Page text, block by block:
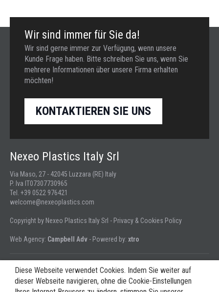
Wir sind immer für Sie da!
Wir sind gerne immer zur Verfügung, wenn unsere
Kunde Frage haben. Bitte schreiben Sie uns, wenn Sie
mehrere Informationen über unsere Firma erhalten
möchten!
KONTAKTIEREN SIE UNS
Nexeo Plastics Italy Srl
Via Maso, 27 - 42045 Luzzara (RE) Italy
P. Iva IT07307730965
Tel. +39 0522 976421
welcome@nexeoplastics.com
Copyright by Nexeo Plastics Italy Srl - Privacy & Cookies Policy
Web Agency: Campbell Adv - Powered by: xtro
Folgen Sie uns:
Diese Webseite verwendet Cookies. Indem Sie weiter auf
dieser Webseite navigieren, ohne die Cookie-Einstellungen